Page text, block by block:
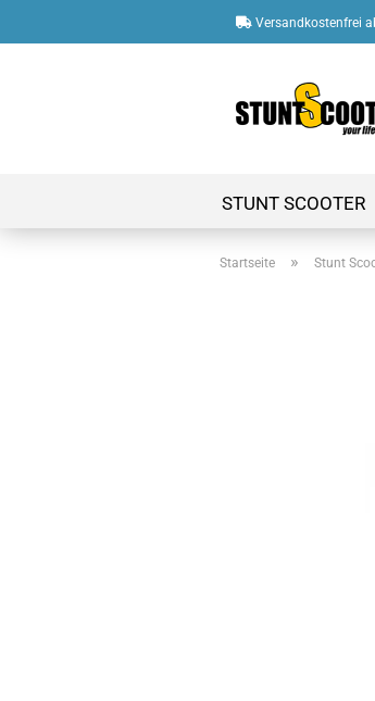
Versandkostenfrei
STUNT SCOOTER
Startseite » Stunt